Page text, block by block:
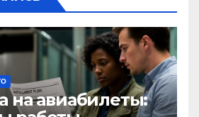
на авиабилеты: